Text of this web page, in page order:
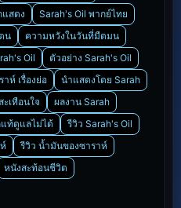
สดง
Sarah's Oil พากย์ไทย
น
ความหวังในวันที่มืดมน
Oil
ตัวอย่าง Sarah's Oil
ห์ เรื่องย่อ
นำแสดงโดย Sarah
เทือนใจ
ผลงาน Sarah
แท้ดูแลไม่ได้
รีวิว Sarah's Oil
รีวิว น้ำมันของซาราห์
หนังสะท้อนชีวิต